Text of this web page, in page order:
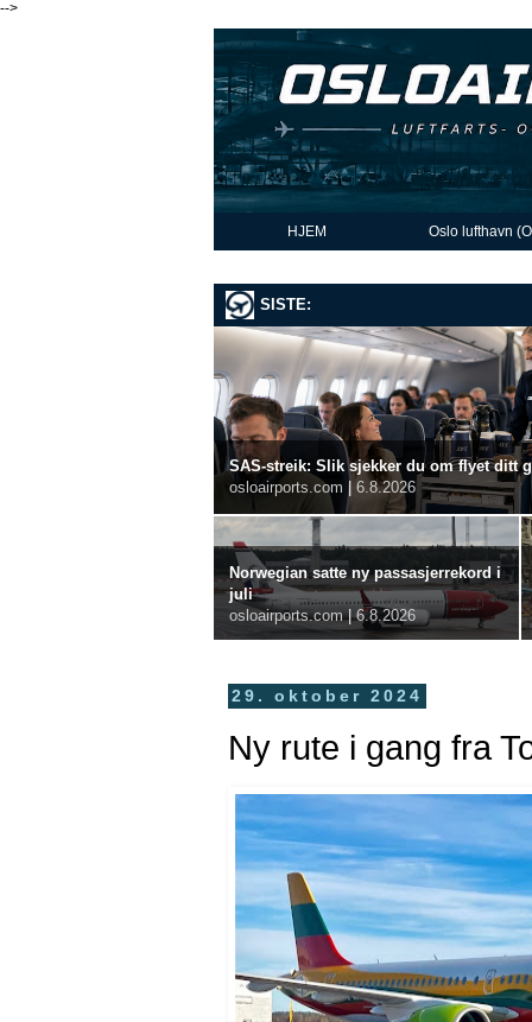
-->
HJEM Oslo lufthavn
SISTE:
SAS-streik: Slik sjekker du om flyet ditt
osloairports.com | 6.8.2026
Norwegian satte ny passasjerrekord i
juli
osloairports.com | 6.8.2026
29. oktober 2024
Ny rute i gang fra